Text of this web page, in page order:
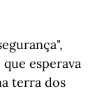
esperava
terra dos